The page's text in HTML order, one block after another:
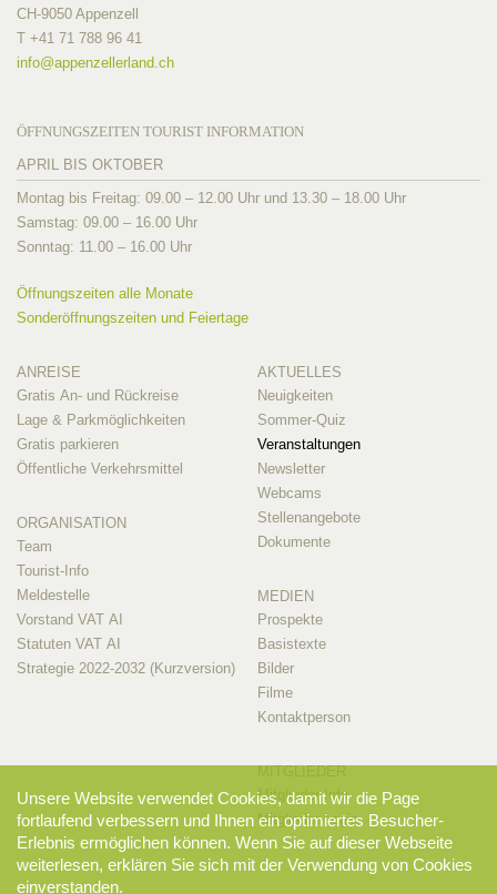
CH-9050 Appenzell
T +41 71 788 96 41
info@appenzellerland.ch
ÖFFNUNGSZEITEN TOURIST INFORMATION
APRIL BIS OKTOBER
Montag bis Freitag: 09.00 – 12.00 Uhr und 13.30 – 18.00 Uhr
Samstag: 09.00 – 16.00 Uhr
Sonntag: 11.00 – 16.00 Uhr
Öffnungszeiten alle Monate
Sonderöffnungszeiten und Feiertage
ANREISE
Gratis An- und Rückreise
Lage & Parkmöglichkeiten
Gratis parkieren
Öffentliche Verkehrsmittel
ORGANISATION
Team
Tourist-Info
Meldestelle
Vorstand VAT AI
Statuten VAT AI
Strategie 2022-2032 (Kurzversion)
AKTUELLES
Neuigkeiten
Sommer-Quiz
Veranstaltungen
Newsletter
Webcams
Stellenangebote
Dokumente
MEDIEN
Prospekte
Basistexte
Bilder
Filme
Kontaktperson
Mitglieder-Info
Mitglieder-Login
Unsere Website verwendet Cookies, damit wir die Page
fortlaufend verbessern und Ihnen ein optimiertes Besucher-
Erlebnis ermöglichen können. Wenn Sie auf dieser Webseite
weiterlesen, erklären Sie sich mit der Verwendung von Cookies
einverstanden.